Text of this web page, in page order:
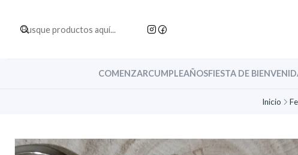
COMENZARCUMPLEAÑOSFIESTA DE
Inicio